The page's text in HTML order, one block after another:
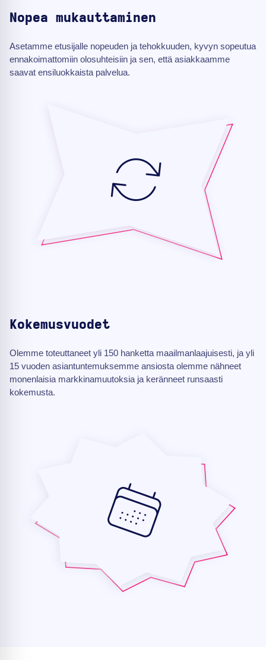
Nopea mukauttaminen
Asetamme etusijalle nopeuden ja tehokkuuden, kyvyn sopeutua
ennakoimattomiin olosuhteisiin ja sen, että asiakkaamme
saavat ensiluokkaista palvelua.
Kokemusvuodet
Olemme toteuttaneet yli 150 hanketta maailmanlaajuisesti, ja yli
15 vuoden asiantuntemuksemme ansiosta olemme nähneet
monenlaisia markkinamuutoksia ja keränneet runsaasti
kokemusta.